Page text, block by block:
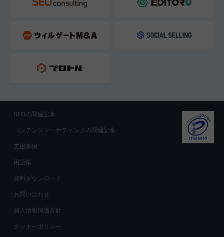
SEOの関連記事
コンテンツマーケティングの関連記事
支援事例
用語集
資料ダウンロード
お問い合わせ
個人情報保護方針
クッキーポリシー